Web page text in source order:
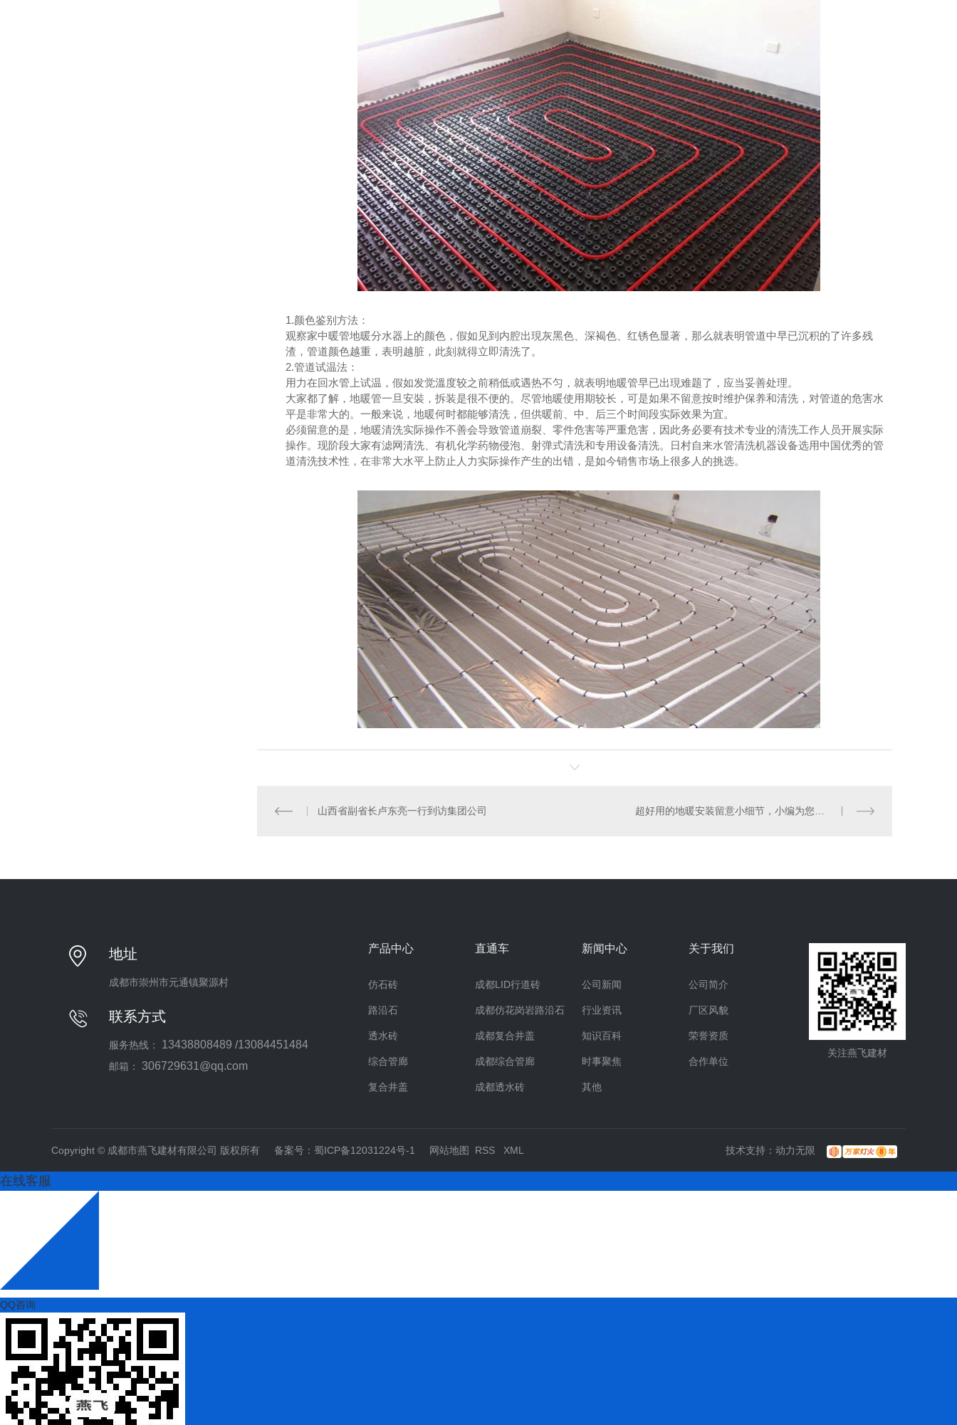
1.颜色鉴别方法：
观察家中暖管地暖分水器上的颜色，假如见到内腔出現灰黑色、深褐色、红锈色显著，那么就表明管道中早已沉积的了许多残
渣，管道颜色越重，表明越脏，此刻就得立即清洗了。
2.管道试温法：
用力在回水管上试温，假如发觉溫度较之前稍低或遇热不匀，就表明地暖管早已出現难题了，应当妥善处理。
大家都了解，地暖管一旦安裝，拆装是很不便的。尽管地暖使用期较长，可是如果不留意按时维护保养和清洗，对管道的危害水
平是非常大的。一般来说，地暖何时都能够清洗，但供暖前、中、后三个时间段实际效果为宜。
必须留意的是，地暖清洗实际操作不善会导致管道崩裂、零件危害等严重危害，因此务必要有技术专业的清洗工作人员开展实际
操作。现阶段大家有滤网清洗、有机化学药物侵泡、射弹式清洗和专用设备清洗。日村自来水管清洗机器设备选用中国优秀的管
道清洗技术性，在非常大水平上防止人力实际操作产生的出错，是如今销售市场上很多人的挑选。
山西省副省长卢东亮一行到访集团公司 超好用的地暖安装留意小细节，小编为您一一一说道
地址
成都市崇州市元通镇聚源村
联系方式
服务热线： 13438808489 /13084451484
邮箱： 306729631@qq.com
产品中心
仿石砖
路沿石
透水砖
综合管廊
复合井盖
直通车
成都LID行道砖
成都仿花岗岩路沿石
成都复合井盖
成都综合管廊
成都透水砖
新闻中心
公司新闻
行业资讯
知识百科
时事聚焦
其他
关于我们
公司简介
厂区风貌
荣誉资质
合作单位
关注燕飞建材
Copyright © 成都市燕飞建材有限公司 版权所有 备案号： 蜀ICP备12031224号-1 网站地图 RSS XML 技术支持： 动力无限
在线客服
QQ咨询